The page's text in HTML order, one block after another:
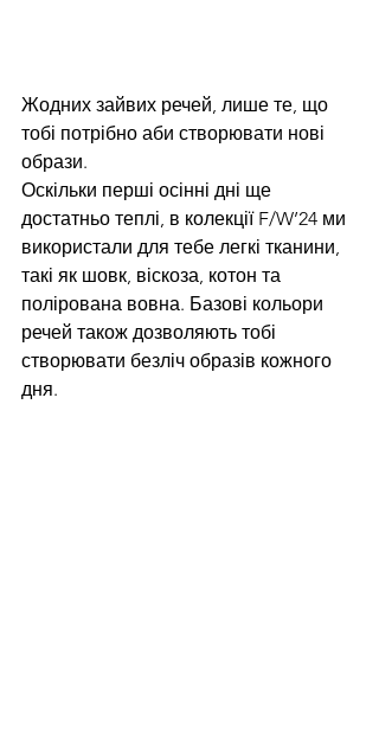
Жодних зайвих речей, лише те, що
тобі потрібно аби створювати нові
образи.
Оскільки перші осінні дні ще
достатньо теплі, в колекції F/W’24 ми
використали для тебе легкі тканини,
такі як шовк, віскоза, котон та
полірована вовна. Базові кольори
речей також дозволяють тобі
створювати безліч образів кожного
дня.